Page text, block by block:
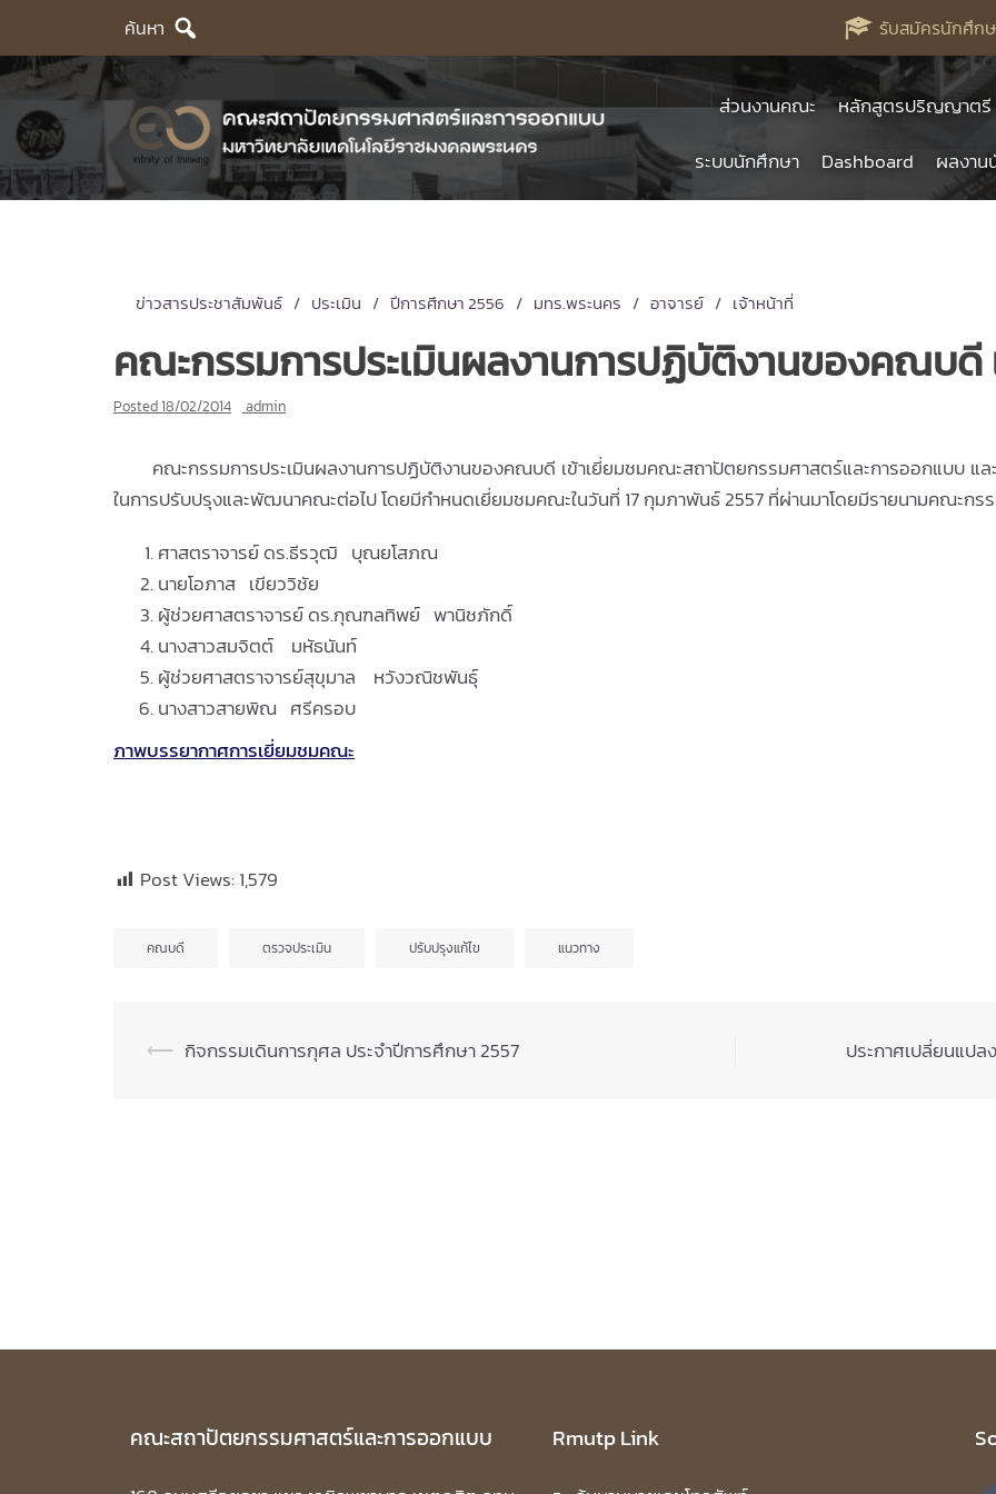
content
ค้นหา รับสมัครนักศึกษ
ส่วนงานคณะ หลักสูตรปริญญาตรี
ระบบนักศึกษา
Dashboard ผลงา
ข่าวสารประชาสัมพันธ์ ประเมิน ปีการศึกษา 2556 มทร.พระนคร อาจารย์ เจ้าหน้าที่
คณะกรรมการประเมินผลงานการปฏิบัติงานของคณบ
Posted18/02/2014 admin
คณะกรรมการประเมินผลงานการปฏิบัติงานของคณบดี เข้าเยี่ยมชมคณะสถาปัตยกรรมศาสตร์และการออกแบบ แล
ในการปรับปรุงและพัฒนาคณะต่อไป โดยมีกำหนดเยี่ยมชมคณะในวันที่ 17 กุมภาพันธ์ 2557 ที่ผ่านมาโดยมีรายนามคณะกร
ศาสตราจารย์ ดร.ธีรวุฒิ บุณยโสภณ
นายโอภาส เขียววิชัย
ผู้ช่วยศาสตราจารย์ ดร.กุณฑลทิพย์ พานิชภักดิ์
นางสาวสมจิตต์ มหัธนันท์
ผู้ช่วยศาสตราจารย์สุขุมาล หวังวณิชพันธุ์
นางสาวสายพิณ ศรีครอบ
ภาพบรรยากาศการเยี่ยมชมคณะ
Post Views: 1,579
คณบดี ตรวจประเมิน ปรับปรุงแก้ไข แนวทาง
Post
⟵ กิจกรรมเดินการกุศล ประจำปีการศึกษา 2557 ประกาศเปลี่ยนแป
คณะสถาปัตยกรรมศาสตร์และการออกแบบ Rmutp Link